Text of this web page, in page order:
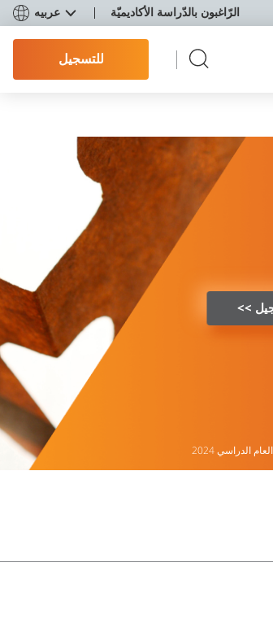
الرّاغبون بالدّراسة الأكاديميّة عربيه
للتسجيل
>>
الدراسي 2024